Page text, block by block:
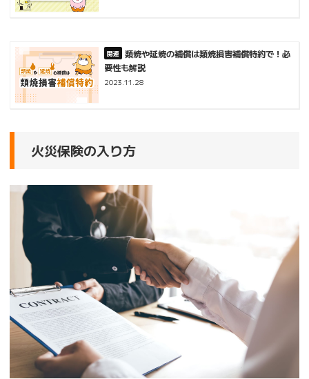
類焼や延焼の補償は類焼損害補償特約で！必
要性も解説
2023.11.28
火災保険の入り方